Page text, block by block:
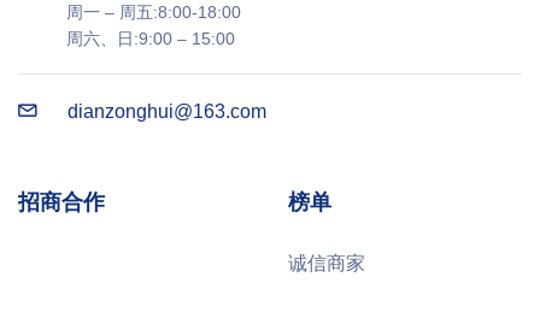
周一 – 周五:8:00-18:00
周六、日:9:00 – 15:00
dianzonghui@163.com
招商合作 榜单
诚信商家